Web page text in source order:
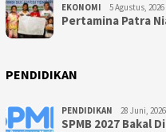
EKONOMI 5 Agustus, 2026
Pertamina Patra
PENDIDIKAN
PENDIDIKAN 28 Juni, 2026
SPMB 2027 Bakal